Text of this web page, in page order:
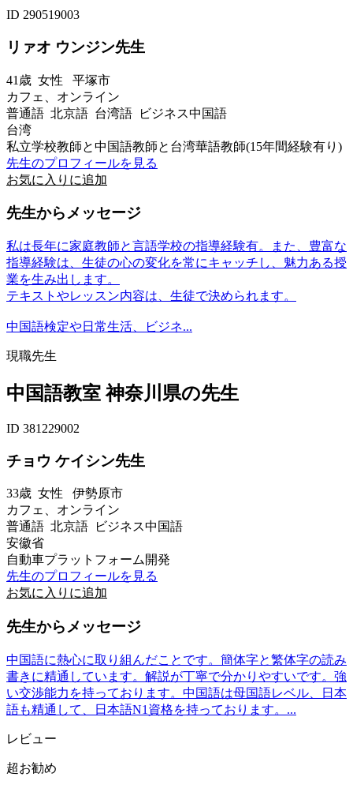
ID 290519003
リァオ ウンジン先生
41歳 女性 平塚市
カフェ、オンライン
普通語 北京語 台湾語 ビジネス中国語
台湾
私立学校教師と中国語教師と台湾華語教師(15年間経験有り)
先生のプロフィールを見る
お気に入りに追加
先生からメッセージ
私は長年に家庭教師と言語学校の指導経験有。また、豊富な
指導経験は、生徒の心の変化を常にキャッチし、魅力ある授
業を生み出します。
テキストやレッスン内容は、生徒で決められます。
中国語検定や日常生活、ビジネ...
現職先生
中国語教室 神奈川県の先生
ID 381229002
チョウ ケイシン先生
33歳 女性 伊勢原市
カフェ、オンライン
普通語 北京語 ビジネス中国語
安徽省
自動車プラットフォーム開発
先生のプロフィールを見る
お気に入りに追加
先生からメッセージ
中国語に熱心に取り組んだことです。簡体字と繁体字の読み
書きに精通しています。解説が丁寧で分かりやすいです。強
い交渉能力を持っております。中国語は母国語レベル、日本
語も精通して、日本語N1資格を持っております。...
レビュー
超お勧め